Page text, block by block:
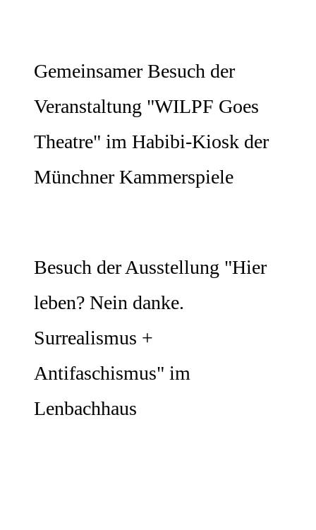
Gemeinsamer Besuch der
Veranstaltung "WILPF Goes
Theatre" im Habibi-Kiosk der
Münchner Kammerspiele
Besuch der Ausstellung "Hier
leben? Nein danke.
Surrealismus +
Antifaschismus" im
Lenbachhaus